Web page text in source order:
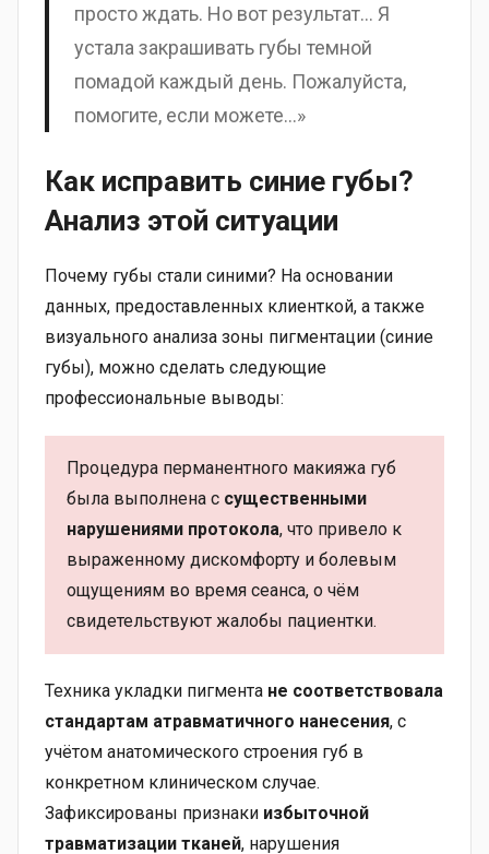
просто ждать. Но вот результат… Я
устала закрашивать губы темной
помадой каждый день. Пожалуйста,
помогите, если можете…»
Как исправить синие губы?
Анализ этой ситуации
Почему губы стали синими? На основании
данных, предоставленных клиенткой, а также
визуального анализа зоны пигментации (синие
губы), можно сделать следующие
профессиональные выводы:
Процедура перманентного макияжа губ
была выполнена с существенными
нарушениями протокола, что привело к
выраженному дискомфорту и болевым
ощущениям во время сеанса, о чём
свидетельствуют жалобы пациентки.
Техника укладки пигмента не соответствовала
стандартам атравматичного нанесения, с
учётом анатомического строения губ в
конкретном клиническом случае.
Зафиксированы признаки избыточной
травматизации тканей, нарушения